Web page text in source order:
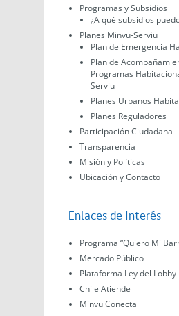
Programas y Subsidios
¿A qué subsidios
Planes Minvu-Serviu
Plan de Emergencia
Plan de
Programas
Serviu
Planes Urbanos
Planes Reguladores
Participación Ciudadana
Transparencia
Misión y Políticas
Ubicación y Contacto
Enlaces de Interés
Programa “Quiero Mi
Mercado Público
Plataforma Ley del Lobby
Chile Atiende
Minvu Conecta